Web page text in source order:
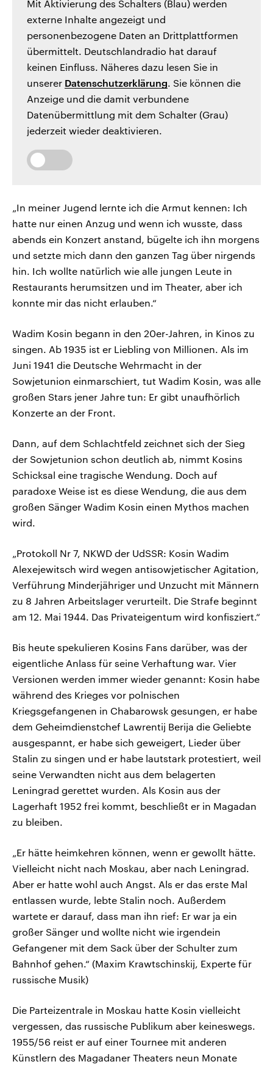
Mit Aktivierung des Schalters (Blau) werden
externe Inhalte angezeigt und
personenbezogene Daten an Drittplattformen
übermittelt. Deutschlandradio hat darauf
keinen Einfluss. Näheres dazu lesen Sie in
unserer Datenschutzerklärung. Sie können die
Anzeige und die damit verbundene
Datenübermittlung mit dem Schalter (Grau)
jederzeit wieder deaktivieren.
„In meiner Jugend lernte ich die Armut kennen: Ich
hatte nur einen Anzug und wenn ich wusste, dass
abends ein Konzert anstand, bügelte ich ihn morgens
und setzte mich dann den ganzen Tag über nirgends
hin. Ich wollte natürlich wie alle jungen Leute in
Restaurants herumsitzen und im Theater, aber ich
konnte mir das nicht erlauben.“
Wadim Kosin begann in den 20er-Jahren, in Kinos zu
singen. Ab 1935 ist er Liebling von Millionen. Als im
Juni 1941 die Deutsche Wehrmacht in der
Sowjetunion einmarschiert, tut Wadim Kosin, was alle
großen Stars jener Jahre tun: Er gibt unaufhörlich
Konzerte an der Front.
Dann, auf dem Schlachtfeld zeichnet sich der Sieg
der Sowjetunion schon deutlich ab, nimmt Kosins
Schicksal eine tragische Wendung. Doch auf
paradoxe Weise ist es diese Wendung, die aus dem
großen Sänger Wadim Kosin einen Mythos machen
wird.
„Protokoll Nr 7, NKWD der UdSSR: Kosin Wadim
Alexejewitsch wird wegen antisowjetischer Agitation,
Verführung Minderjähriger und Unzucht mit Männern
zu 8 Jahren Arbeitslager verurteilt. Die Strafe beginnt
am 12. Mai 1944. Das Privateigentum wird konfisziert.“
Bis heute spekulieren Kosins Fans darüber, was der
eigentliche Anlass für seine Verhaftung war. Vier
Versionen werden immer wieder genannt: Kosin habe
während des Krieges vor polnischen
Kriegsgefangenen in Chabarowsk gesungen, er habe
dem Geheimdienstchef Lawrentij Berija die Geliebte
ausgespannt, er habe sich geweigert, Lieder über
Stalin zu singen und er habe lautstark protestiert, weil
seine Verwandten nicht aus dem belagerten
Leningrad gerettet wurden. Als Kosin aus der
Lagerhaft 1952 frei kommt, beschließt er in Magadan
zu bleiben.
„Er hätte heimkehren können, wenn er gewollt hätte.
Vielleicht nicht nach Moskau, aber nach Leningrad.
Aber er hatte wohl auch Angst. Als er das erste Mal
entlassen wurde, lebte Stalin noch. Außerdem
wartete er darauf, dass man ihn rief: Er war ja ein
großer Sänger und wollte nicht wie irgendein
Gefangener mit dem Sack über der Schulter zum
Bahnhof gehen.“ (Maxim Krawtschinskij, Experte für
russische Musik)
Die Parteizentrale in Moskau hatte Kosin vielleicht
vergessen, das russische Publikum aber keineswegs.
1955/56 reist er auf einer Tournee mit anderen
Künstlern des Magadaner Theaters neun Monate